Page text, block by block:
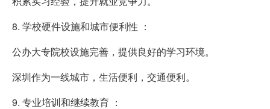
8. 学校硬件设施和城市便利性 ：
公办大专院校设施完善，提供良好的学习环境。
深圳作为一线城市，生活便利，交通便利。
9. 专业培训和继续教育 ：